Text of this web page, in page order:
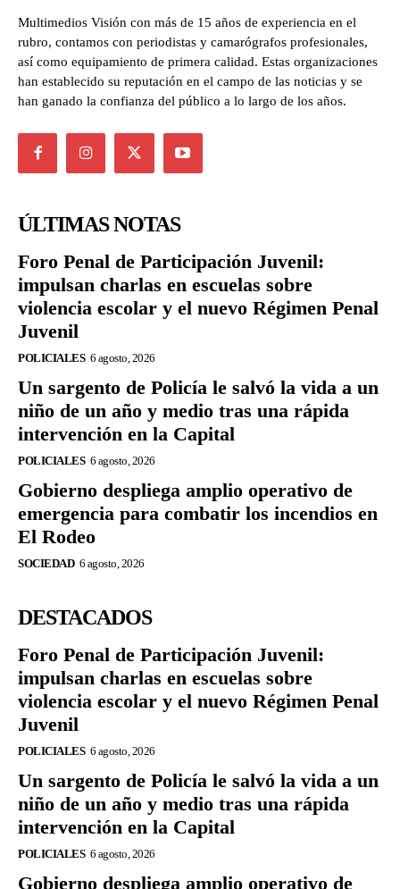
Multimedios Visión con más de 15 años de experiencia en el
rubro, contamos con periodistas y camarógrafos profesionales,
así como equipamiento de primera calidad. Estas organizaciones
han establecido su reputación en el campo de las noticias y se
han ganado la confianza del público a lo largo de los años.
ÚLTIMAS NOTAS
Foro Penal de Participación Juvenil:
impulsan charlas en escuelas sobre
violencia escolar y el nuevo Régimen Penal
Juvenil
POLICIALES 6 agosto, 2026
Un sargento de Policía le salvó la vida a un
niño de un año y medio tras una rápida
intervención en la Capital
POLICIALES 6 agosto, 2026
Gobierno despliega amplio operativo de
emergencia para combatir los incendios en
El Rodeo
SOCIEDAD 6 agosto, 2026
DESTACADOS
Foro Penal de Participación Juvenil:
impulsan charlas en escuelas sobre
violencia escolar y el nuevo Régimen Penal
Juvenil
POLICIALES 6 agosto, 2026
Un sargento de Policía le salvó la vida a un
niño de un año y medio tras una rápida
intervención en la Capital
POLICIALES 6 agosto, 2026
Gobierno despliega amplio operativo de